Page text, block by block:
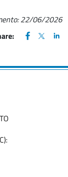
22/06/2026
FACEBOOK
(apre una
X
(apre